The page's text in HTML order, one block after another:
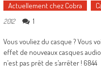
Actuellement chez Cobra
2012
1
Vous vouliez du casque ? Vous
effet de nouveaux casques
n’est pas prêt de s’arrêter ! 6844